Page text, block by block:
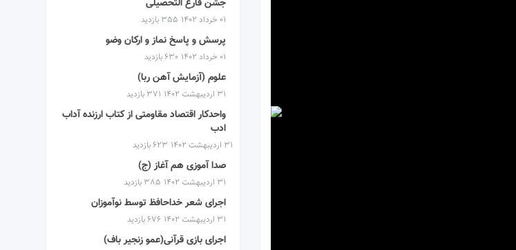
جشن فارغ التحصیلی
۰۱ خرداد ۱۴۰۲ 355 بازدید
پرسش و پاسخ نماز و ارکان وضو
۰۱ خرداد ۱۴۰۲ 630 بازدید
علوم (آزمایش آهن ربا)
۳۱ اردیبهشت ۱۴۰۲ 371 بازدید
واحدکار اقتصاد مقاومتی از کتاب ارزنده آداب
ادب
۳۱ اردیبهشت ۱۴۰۲ 623 بازدید
صدا آموزی هم آغاز (ج)
۳۱ اردیبهشت ۱۴۰۲ 385 بازدید
اجرای شعر خداحافظ توسط نوآموزان
۳۱ اردیبهشت ۱۴۰۲ 676 بازدید
اجرای بازی قرآنی(عمو زنجیر باف)